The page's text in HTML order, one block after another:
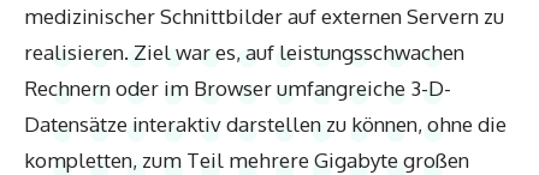
medizinischer Schnittbilder auf externen Servern zu
realisieren. Ziel war es, auf leistungsschwachen
Rechnern oder im Browser umfangreiche 3-D-
Datensätze interaktiv darstellen zu können, ohne die
kompletten, zum Teil mehrere Gigabyte großen